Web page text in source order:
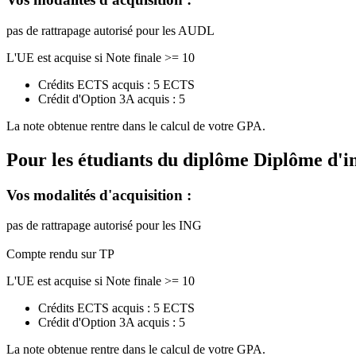
pas de rattrapage autorisé pour les AUDL
L'UE est acquise si Note finale >= 10
Crédits ECTS acquis : 5 ECTS
Crédit d'Option 3A acquis : 5
La note obtenue rentre dans le calcul de votre GPA.
Pour les étudiants du diplôme Diplôme
Vos modalités d'acquisition :
pas de rattrapage autorisé pour les ING
Compte rendu sur TP
L'UE est acquise si Note finale >= 10
Crédits ECTS acquis : 5 ECTS
Crédit d'Option 3A acquis : 5
La note obtenue rentre dans le calcul de votre GPA.